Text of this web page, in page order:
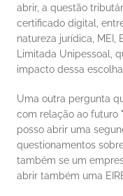
abrir, a questão
certificado digital,
natureza jurídica, MEI,
Limitada Unipessoal,
impacto dessa
Uma outra pergunta
com relação ao futuro
posso abrir uma
questionamentos
também se um
abrir também uma